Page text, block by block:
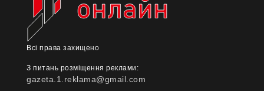
Всі права захищено
З питань розміщення реклами:
gazeta.1.reklama@gmail.com